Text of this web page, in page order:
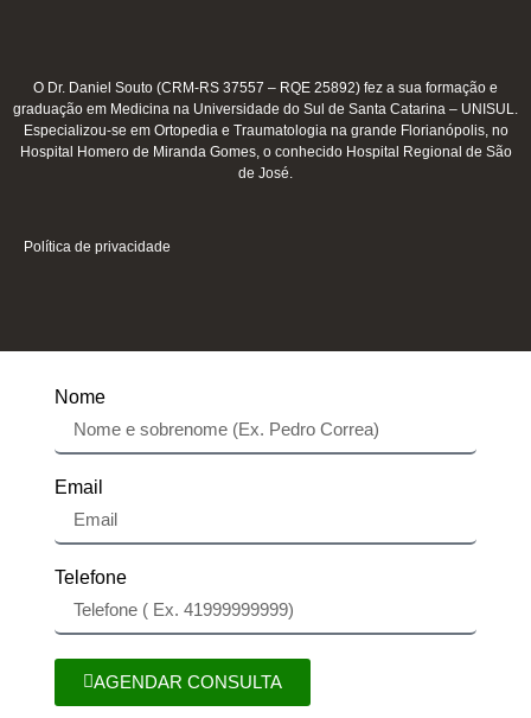
O Dr. Daniel Souto (CRM-RS 37557 – RQE 25892) fez a sua formação e
graduação em Medicina na Universidade do Sul de Santa Catarina – UNISUL.
Especializou-se em Ortopedia e Traumatologia na grande Florianópolis, no
Hospital Homero de Miranda Gomes, o conhecido Hospital Regional de São
de José.
Política de privacidade
Nome
Email
Telefone
AGENDAR CONSULTA